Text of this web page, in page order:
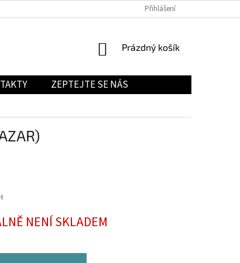
Přihlášení
NÁKUPNÍ
Prázdný košík
ZEPTEJTE SE NÁS
NENÍ SKLADEM